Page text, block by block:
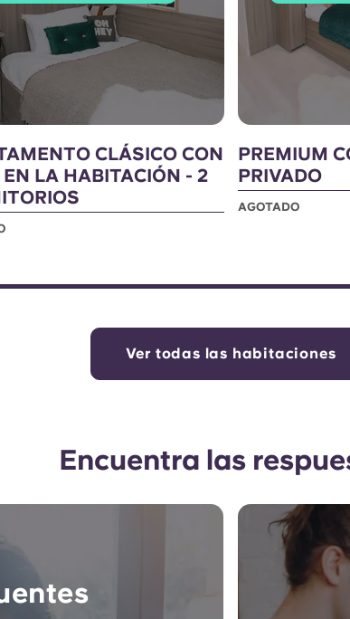
CLÁSICO CON
LA HABITACIÓN - 2
PREMIUM
PRIVADO
AGOTADO
Ver todas las habitaciones
Encuentra las